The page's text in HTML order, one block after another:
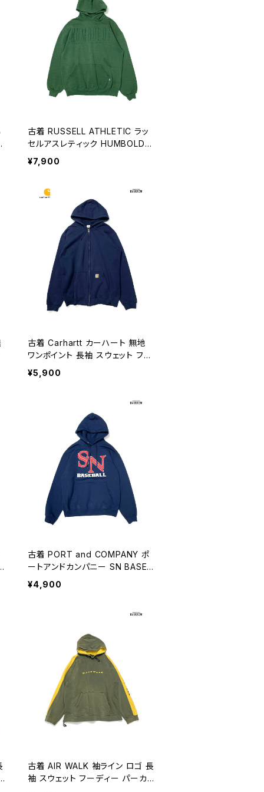
古着 RUSSELL ATHLETIC ラッ
セルアスレティック HUMBOLDT
アメリカ製 ロゴ 長袖 スウェット
フーディー パーカー 緑 (ttu2510
¥7,900
古着 Carhartt カーハート 無地
ワンポイント 長袖 スウェット フー
ディー パーカー 紺 (ttu250801
¥5,900
古着 PORT and COMPANY ポ
ートアンドカンパニー SN BASEB
ALL ロゴ 長袖 スウェット フーデ
ィー パーカー 紺 (ttu2501130)
¥4,900
古着 AIR WALK 袖ライン ロゴ 長
袖 スウェット フーディー パーカ